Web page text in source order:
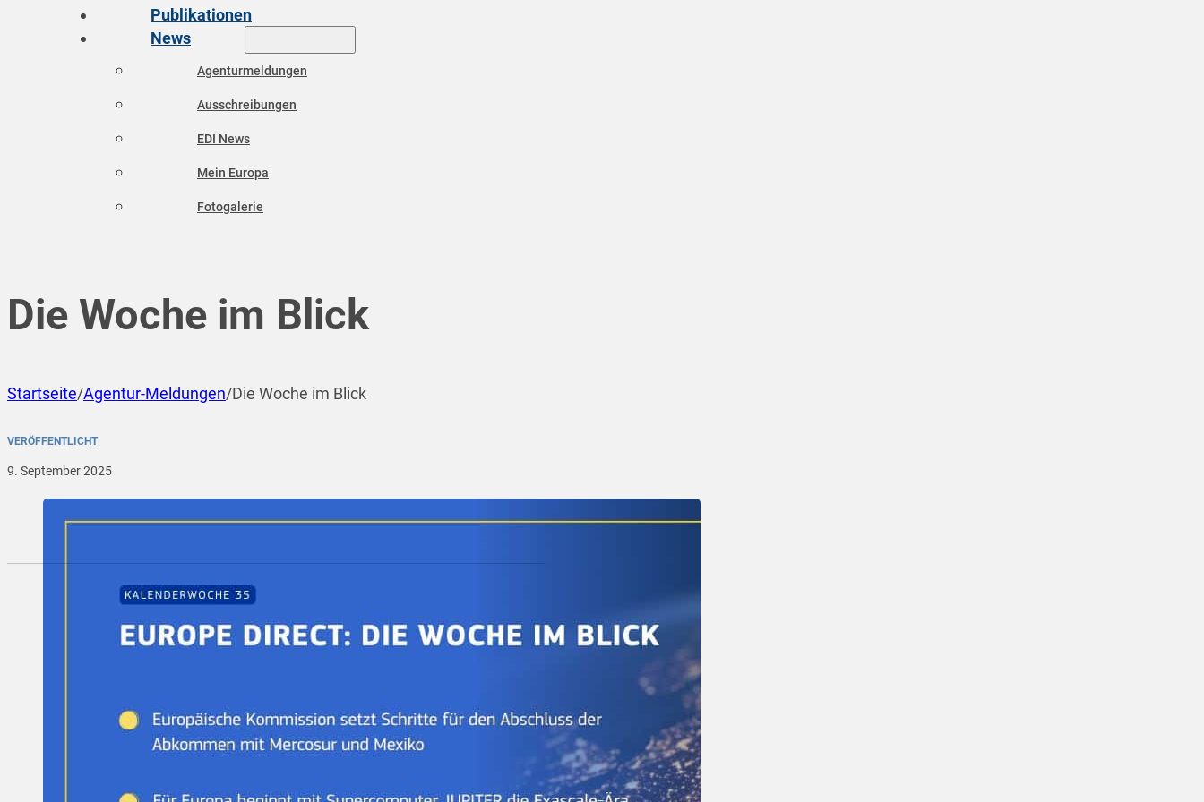
Publikationen
News
Agenturmeldungen
Ausschreibungen
EDI News
Mein Europa
Fotogalerie
Die Woche im Blick
Startseite/Agentur-Meldungen/Die Woche im Blick
VERÖFFENTLICHT
9. September 2025